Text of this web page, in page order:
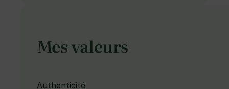
Mes valeurs
Authenticité